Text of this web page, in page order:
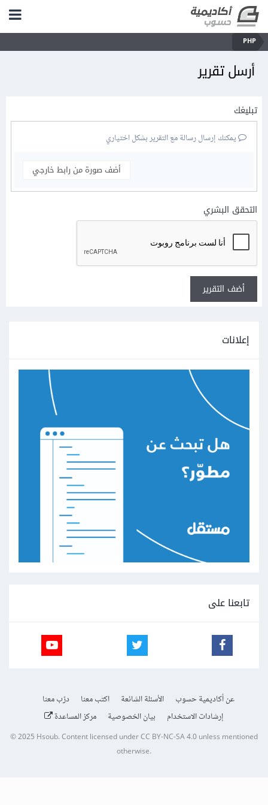
PHP
أرسل تقرير
تبليغك
يمكنك إرسال رسالة مع التقرير بشكل اختياري
أضف صورة من رابط خارجي
التحقق البشري
أضف التقرير
إعلانات
تابعنا على
عن أكاديمية حسوب الأسئلة الشائعة اكتب معنا
درّب معنا
إرشادات الاستخدام
بيان الخصوصية مركز المساعدة
© 2025 Hsoub.Content licensed underCC BY-NC-SA 4.0unless mentioned
otherwise.